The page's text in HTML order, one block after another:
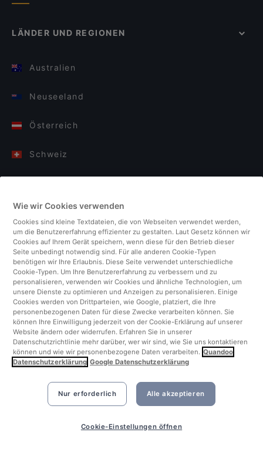
LÄNDER UND REGIONEN
Australien
Neuseeland
Österreich
Schweiz
Italien
Finnland
Vereinigtes Königreich
Türkei
Niederlande
Singapur
Wie wir Cookies verwenden
Cookies sind kleine Textdateien, die von Webseiten verwendet werden,
um die Benutzererfahrung effizienter zu gestalten. Laut Gesetz können wir
Cookies auf Ihrem Gerät speichern, wenn diese für den Betrieb dieser
Seite unbedingt notwendig sind. Für alle anderen Cookie-Typen
benötigen wir Ihre Erlaubnis. Diese Seite verwendet unterschiedliche
Cookie-Typen. Um Ihre Benutzererfahrung zu verbessern und zu
personalisieren, verwenden wir Cookies und ähnliche Technologien, um
unsere Dienste zu optimieren und Anzeigen zu personalisieren. Einige
Cookies werden von Drittparteien, wie Google, platziert, die Ihre
personenbezogenen Daten für diese Zwecke verarbeiten können. Sie
können Ihre Einwilligung jederzeit von der Cookie-Erklärung auf unserer
Website ändern oder widerrufen. Erfahren Sie in unserer
Datenschutzrichtlinie mehr darüber, wer wir sind, wie Sie uns kontaktieren
können und wie wir personenbezogene Daten verarbeiten. Quandoo
Datenschutzerklärung Google Datenschutzerklärung
Nur erforderlich Alle akzeptieren
Cookie-Einstellungen öffnen